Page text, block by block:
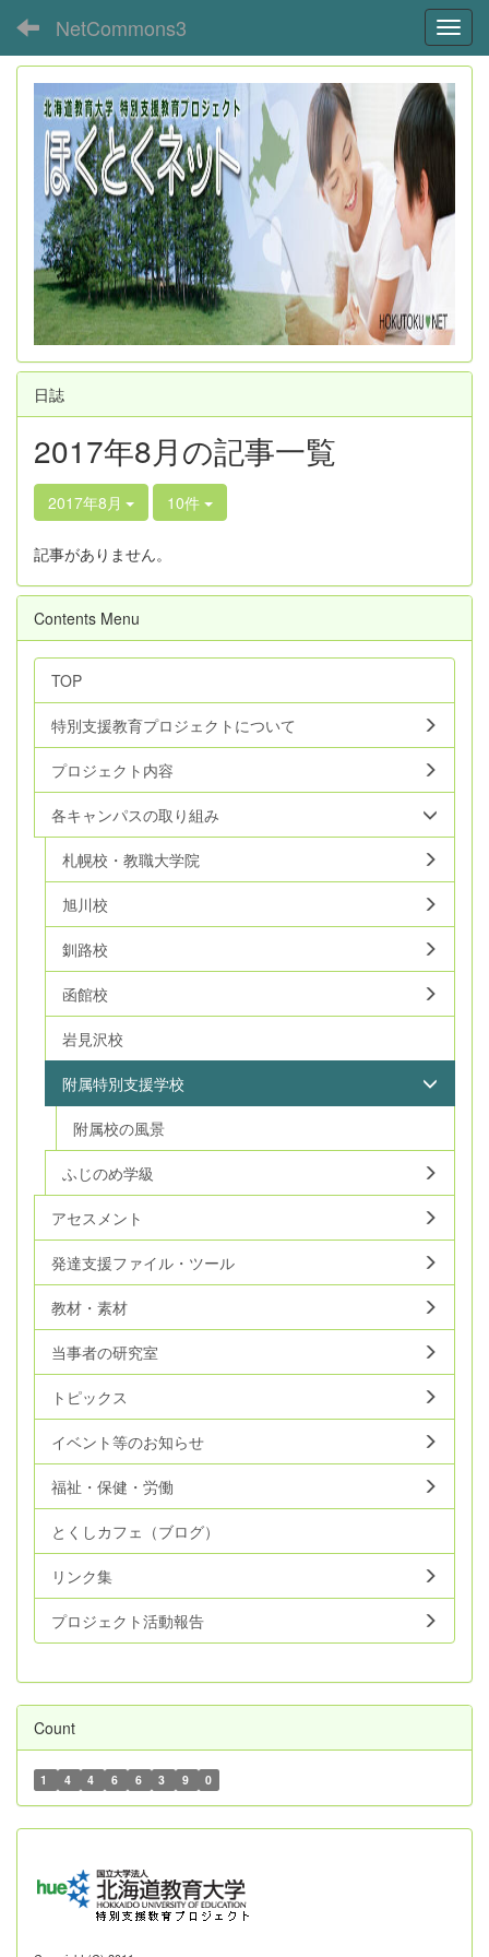
NetCommons3
日誌
2017年8月の記事一覧
2017年8月 10件
記事がありません。
Contents Menu
TOP
特別支援教育プロジェクトについて
プロジェクト内容
各キャンパスの取り組み
札幌校・教職大学院
旭川校
釧路校
函館校
岩見沢校
附属特別支援学校
附属校の風景
ふじのめ学級
アセスメント
発達支援ファイル・ツール
教材・素材
当事者の研究室
トピックス
イベント等のお知らせ
福祉・保健・労働
とくしカフェ（ブログ）
リンク集
プロジェクト活動報告
Count
1 4 4 6 6 3 9 0